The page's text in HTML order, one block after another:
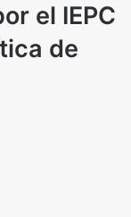
el IEPC
de